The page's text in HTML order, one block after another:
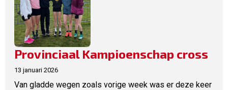
Provinciaal Kampioenschap cross
13 januari 2026
Van gladde wegen zoals vorige week was er deze keer